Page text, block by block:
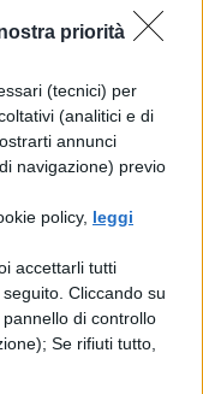
priorità
(tecnici) per
(analitici e di
annunci
navigazione) previo
policy, leggi
accettarli tutti
Cliccando su
di controllo
Se rifiuti tutto,